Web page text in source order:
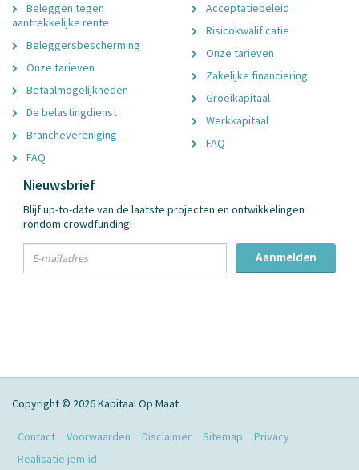
Beleggen tegen
aantrekkelijke rente
Beleggersbescherming
Onze tarieven
Betaalmogelijkheden
De belastingdienst
Branchevereniging
FAQ
Acceptatiebeleid
Risicokwalificatie
Onze tarieven
Zakelijke financiering
Groeikapitaal
Werkkapitaal
FAQ
Nieuwsbrief
Blijf up-to-date van de laatste projecten en ontwikkelingen
rondom crowdfunding!
Email
Aanmelden
Copyright © 2026 Kapitaal Op Maat
Contact Voorwaarden Disclaimer Sitemap
Privacy
Realisatie jem-id